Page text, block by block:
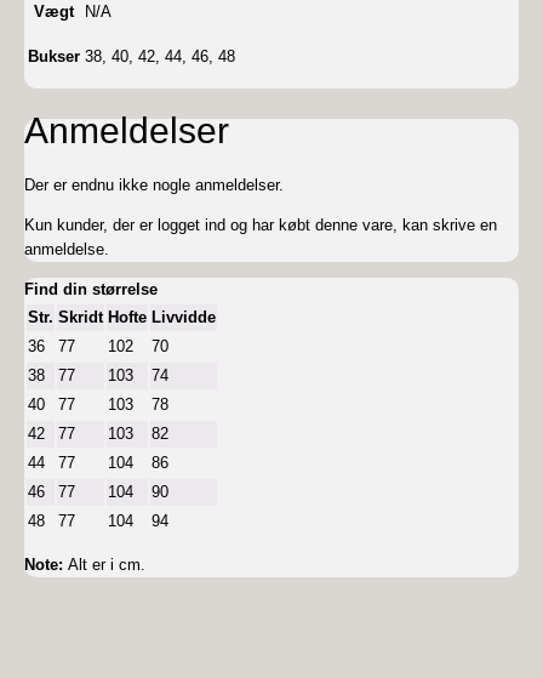
Vægt N/A
Bukser 38, 40, 42, 44, 46, 48
Anmeldelser
Der er endnu ikke nogle anmeldelser.
Kun kunder, der er logget ind og har købt denne vare, kan skrive en
anmeldelse.
Find din størrelse
Str. Skridt Hofte Livvidde
36
77 102
70
38
77 103
74
40
77 103
78
42
77 103
82
44
77 104
86
46
77 104
90
48
77 104 94
Note: Alt er i cm.